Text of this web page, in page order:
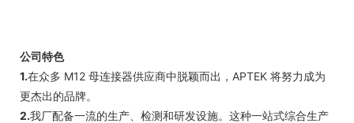
公司特色
1.在众多 M12 母连接器供应商中脱颖而出，APTEK 将努力成为
更杰出的品牌。
2.我厂配备一流的生产、检测和研发设施。这种一站式综合生产